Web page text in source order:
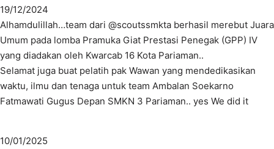
19/12/2024
Alhamdulillah…team dari @scoutssmkta berhasil merebut Juara
Umum pada lomba Pramuka Giat Prestasi Penegak (GPP) IV
yang diadakan oleh Kwarcab 16 Kota Pariaman..
Selamat juga buat pelatih pak Wawan yang mendedikasikan
waktu, ilmu dan tenaga untuk team Ambalan Soekarno
Fatmawati Gugus Depan SMKN 3 Pariaman.. yes We did it
10/01/2025